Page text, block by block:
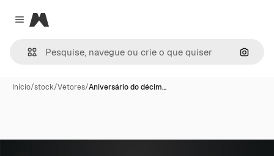
Close menu
Magnific
Início/stock/Vetores/Aniversário do décim…